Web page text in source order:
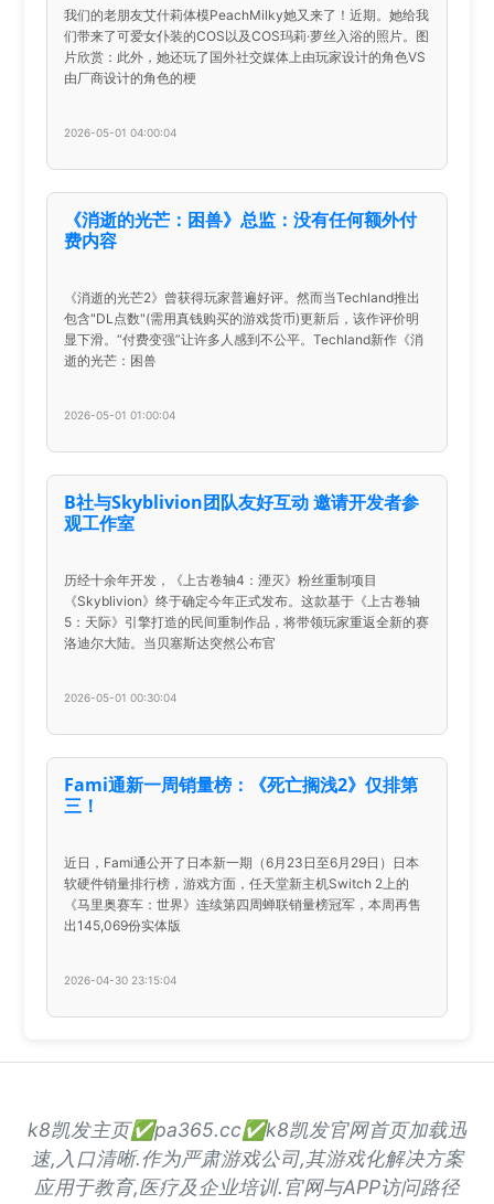
我们的老朋友艾什莉体模PeachMilky她又来了！近期。她给我
们带来了可爱女仆装的COS以及COS玛莉·萝丝入浴的照片。图
片欣赏：此外，她还玩了国外社交媒体上由玩家设计的角色VS
由厂商设计的角色的梗
2026-05-01 04:00:04
《消逝的光芒：困兽》总监：没有任何额外付
费内容
《消逝的光芒2》曾获得玩家普遍好评。然而当Techland推出
包含"DL点数"(需用真钱购买的游戏货币)更新后，该作评价明
显下滑。“付费变强”让许多人感到不公平。Techland新作《消
逝的光芒：困兽
2026-05-01 01:00:04
B社与Skyblivion团队友好互动 邀请开发者参
观工作室
历经十余年开发，《上古卷轴4：湮灭》粉丝重制项目
《Skyblivion》终于确定今年正式发布。这款基于《上古卷轴
5：天际》引擎打造的民间重制作品，将带领玩家重返全新的赛
洛迪尔大陆。当贝塞斯达突然公布官
2026-05-01 00:30:04
Fami通新一周销量榜：《死亡搁浅2》仅排第
三！
近日，Fami通公开了日本新一期（6月23日至6月29日）日本
软硬件销量排行榜，游戏方面，任天堂新主机Switch 2上的
《马里奥赛车：世界》连续第四周蝉联销量榜冠军，本周再售
出145,069份实体版
2026-04-30 23:15:04
k8凯发主页✅pa365.cc✅k8凯发官网首页加载迅
速,入口清晰.作为严肃游戏公司,其游戏化解决方案
应用于教育,医疗及企业培训.官网与APP访问路径